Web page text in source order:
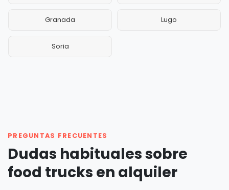
Granada Lugo
Soria
PREGUNTAS FRECUENTES
Dudas habituales sobre
food trucks en alquiler